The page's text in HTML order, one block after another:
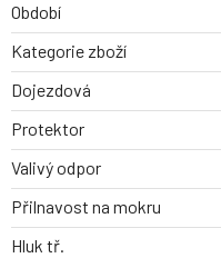
Období
Kategorie zboží
Dojezdová
Protektor
Valivý odpor
Přilnavost na mokru
Hluk tř.